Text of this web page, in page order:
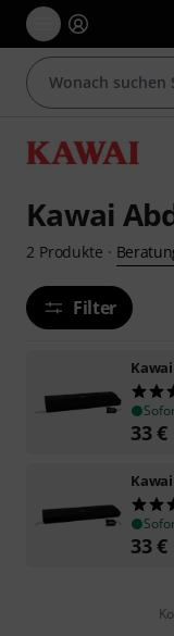
Kawai
2 Produkte ·
Filter
Kawai
33€
Kawai
33€